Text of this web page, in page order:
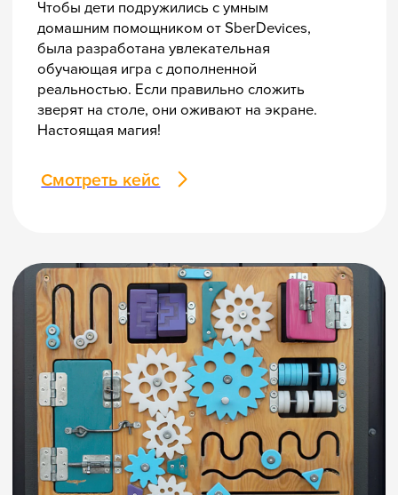
мы предложим надёжный план!
Обсудить детали
8 800 500-49-66
info@bandaumnikov.ru
Подписаться на рассылки